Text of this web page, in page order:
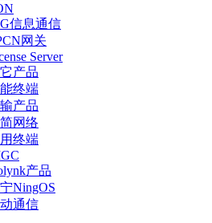
信息通信
网关
Server
产品
终端
产品
网络
终端
产品
NingOS
通信